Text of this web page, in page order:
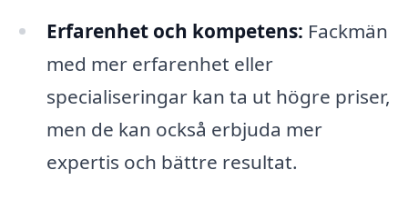
Erfarenhet och kompetens: Fackmän
med mer erfarenhet eller
specialiseringar kan ta ut högre priser,
men de kan också erbjuda mer
expertis och bättre resultat.